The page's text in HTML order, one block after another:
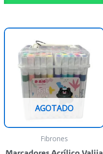
AGOTADO
Fibrones